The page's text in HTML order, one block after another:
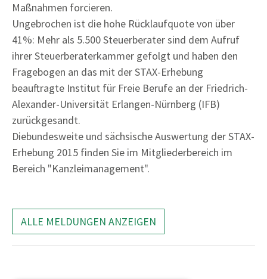
Maßnahmen forcieren.
Ungebrochen ist die hohe Rücklaufquote von über
41%: Mehr als 5.500 Steuerberater sind dem Aufruf
ihrer Steuerberaterkammer gefolgt und haben den
Fragebogen an das mit der STAX-Erhebung
beauftragte Institut für Freie Berufe an der Friedrich-
Alexander-Universität Erlangen-Nürnberg (IFB)
zurückgesandt.
Diebundesweite und sächsische Auswertung der STAX-
Erhebung 2015 finden Sie im Mitgliederbereich im
Bereich "Kanzleimanagement".
ALLE MELDUNGEN ANZEIGEN